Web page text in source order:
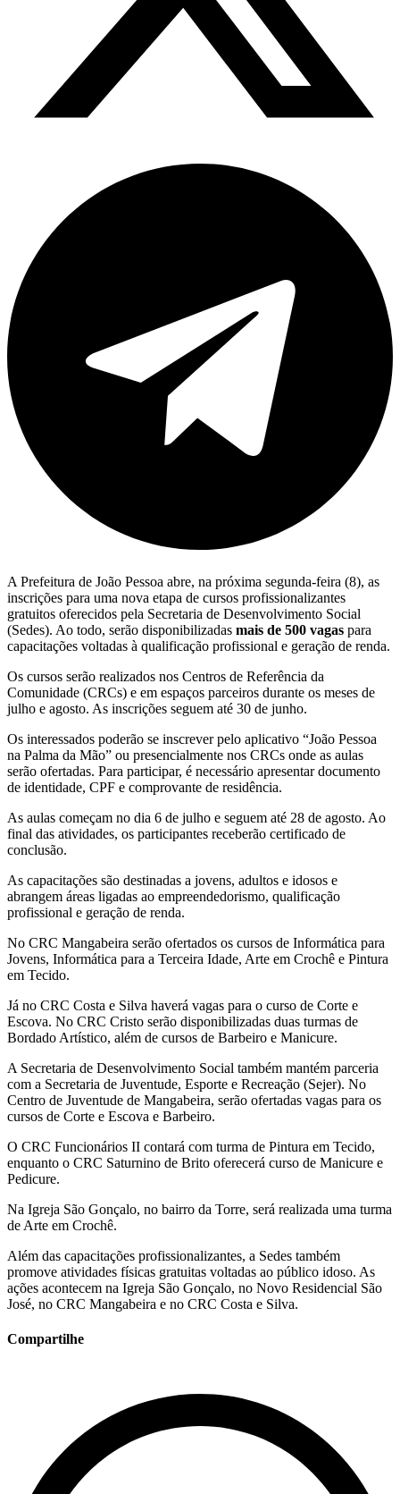
A Prefeitura de João Pessoa abre, na próxima segunda-feira (8), as
inscrições para uma nova etapa de cursos profissionalizantes
gratuitos oferecidos pela Secretaria de Desenvolvimento Social
(Sedes). Ao todo, serão disponibilizadas mais de 500 vagas para
capacitações voltadas à qualificação profissional e geração de renda.
Os cursos serão realizados nos Centros de Referência da
Comunidade (CRCs) e em espaços parceiros durante os meses de
julho e agosto. As inscrições seguem até 30 de junho.
Os interessados poderão se inscrever pelo aplicativo “João Pessoa
na Palma da Mão” ou presencialmente nos CRCs onde as aulas
serão ofertadas. Para participar, é necessário apresentar documento
de identidade, CPF e comprovante de residência.
As aulas começam no dia 6 de julho e seguem até 28 de agosto. Ao
final das atividades, os participantes receberão certificado de
conclusão.
As capacitações são destinadas a jovens, adultos e idosos e
abrangem áreas ligadas ao empreendedorismo, qualificação
profissional e geração de renda.
No CRC Mangabeira serão ofertados os cursos de Informática para
Jovens, Informática para a Terceira Idade, Arte em Crochê e Pintura
em Tecido.
Já no CRC Costa e Silva haverá vagas para o curso de Corte e
Escova. No CRC Cristo serão disponibilizadas duas turmas de
Bordado Artístico, além de cursos de Barbeiro e Manicure.
A Secretaria de Desenvolvimento Social também mantém parceria
com a Secretaria de Juventude, Esporte e Recreação (Sejer). No
Centro de Juventude de Mangabeira, serão ofertadas vagas para os
cursos de Corte e Escova e Barbeiro.
O CRC Funcionários II contará com turma de Pintura em Tecido,
enquanto o CRC Saturnino de Brito oferecerá curso de Manicure e
Pedicure.
Na Igreja São Gonçalo, no bairro da Torre, será realizada uma turma
de Arte em Crochê.
Além das capacitações profissionalizantes, a Sedes também
promove atividades físicas gratuitas voltadas ao público idoso. As
ações acontecem na Igreja São Gonçalo, no Novo Residencial São
José, no CRC Mangabeira e no CRC Costa e Silva.
Compartilhe